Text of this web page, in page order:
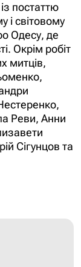
постаттю
і світовому
Одесу, де
Окрім робіт
митців,
Реви, Анни
Сігунцов та